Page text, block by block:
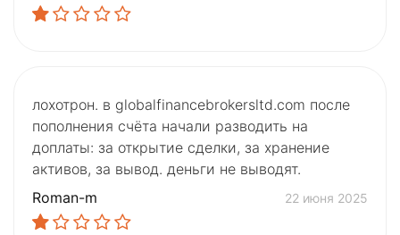
лохотрон. в globalfinancebrokersltd.com после
пополнения счёта начали разводить на
доплаты: за открытие сделки, за хранение
активов, за вывод. деньги не выводят.
Roman-m
22 июня 2025